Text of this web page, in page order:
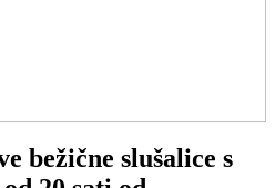
bežične slušalice s